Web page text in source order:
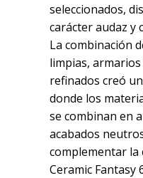
seleccionados,
carácter audaz y
La combinación
limpias,
refinados creó
donde los
se combinan en
acabados
complementar la
Ceramic Fantasy